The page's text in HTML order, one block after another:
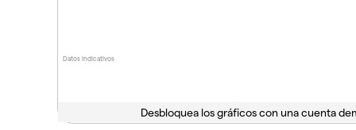
Datos indicativos
Desbloquea los gráficos con una cuenta